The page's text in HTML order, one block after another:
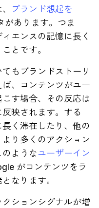
ブランド想起を
があります。つま
エンスの記憶に長く
とです。
もブランドストーリ
、コンテンツがユー
す場合、その反応は
映されます。する
く滞在したり、他の
り多くのアクション
ようなユーザーイン
がコンテンツをラ
なります。
ションシグナルが増